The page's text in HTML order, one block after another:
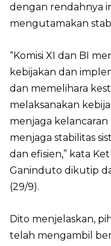
dengan rendahnya
mengutamakan
“Komisi XI dan BI
kebijakan dan
dan memelihara
melaksanakan
menjaga
menjaga stabilitas
dan efisien,” kata
Ganinduto dikutip
(29/9).
Dito menjelaskan,
telah mengambil